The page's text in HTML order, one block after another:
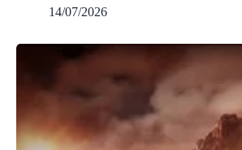
14/07/2026